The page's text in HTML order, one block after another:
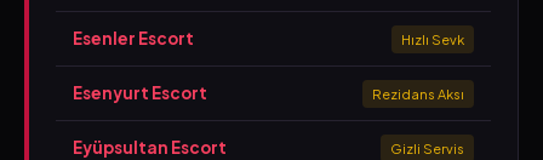
Esenler Escort Hızlı Sevk
Esenyurt Escort Rezidans Aksı
Eyüpsultan Escort Gizli Servis